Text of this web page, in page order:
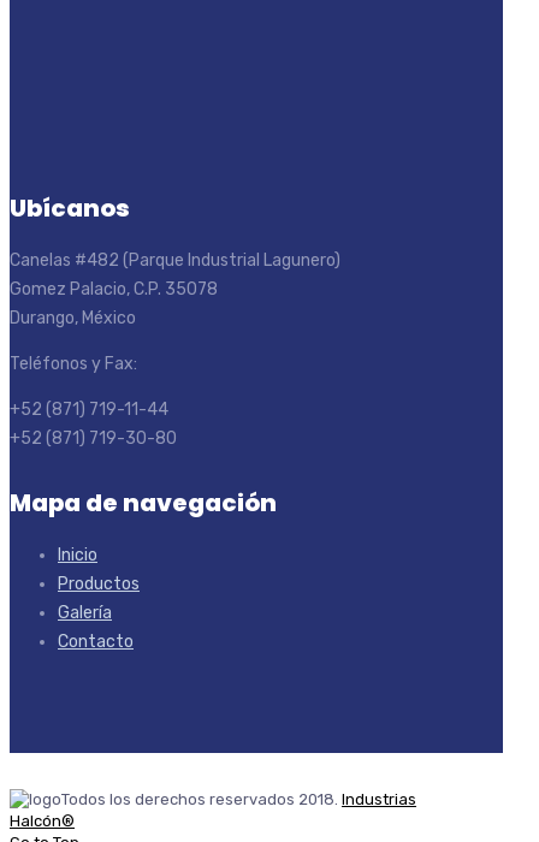
Ubícanos
Canelas #482 (Parque Industrial Lagunero)
Gomez Palacio, C.P. 35078
Durango, México
Teléfonos y Fax:
+52 (871) 719-11-44
+52 (871) 719-30-80
Mapa de navegación
Inicio
Productos
Galería
Contacto
Todos los derechos reservados 2018. Industrias
Halcón®